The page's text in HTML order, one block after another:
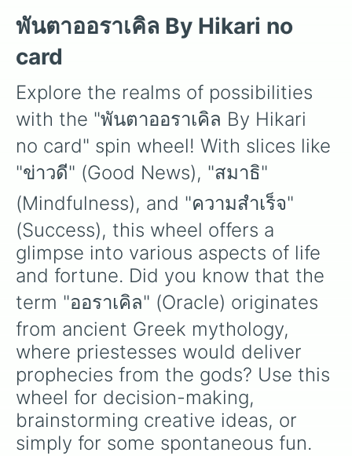
บริวาร
พักผ่อน
การดูแล
นิจนิรันดร์
การเรียกร้อง
เตรียมตัว
หยุด
อุบัติเหตุ
โชคลาภ
บนบาน
ติดสินบน
ให้ความรู้
คลำทาง
ป่วย
ผจญภัย
คุมขัง
พันธนาการ
ข้ามอุปสรรค
กลยุทธ์
โจรกรรม
ของขวัญ
ประทานพร
สองจิตสองใจ
เชี่ยวชาญ
ครอบครัว
ความขัดแย้ง
จัดส่ง
เดียวดาย
10 unique, high-impact abilities that turn a
predictable match into a strategic
battleground. From forcing total Silence! to
executing a complete hand swap with Hot
Potato, these custom rules ensure that no lead
is ever safe and every turn is full of surprises.
พันตาออราเคิล By Hikari no
card
Explore the realms of possibilities
with the "พันตาออราเคิล By Hikari
no card" spin wheel! With slices like
"ข่าวดี" (Good News), "สมาธิ"
(Mindfulness), and "ความสำเร็จ"
(Success), this wheel offers a
glimpse into various aspects of life
and fortune. Did you know that the
term "ออราเคิล" (Oracle) originates
from ancient Greek mythology,
where priestesses would deliver
prophecies from the gods? Use this
wheel for decision-making,
brainstorming creative ideas, or
simply for some spontaneous fun.